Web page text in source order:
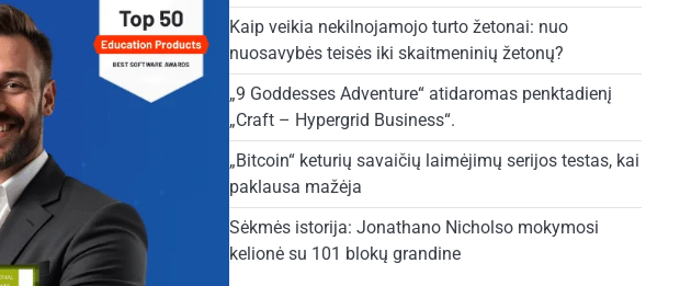
Kaip veikia nekilnojamojo turto žetonai: nuo
nuosavybės teisės iki skaitmeninių žetonų?
„9 Goddesses Adventure“ atidaromas penktadienį
„Craft – Hypergrid Business“.
„Bitcoin“ keturių savaičių laimėjimų serijos testas, kai
paklausa mažėja
Sėkmės istorija: Jonathano Nicholso mokymosi
kelionė su 101 blokų grandine